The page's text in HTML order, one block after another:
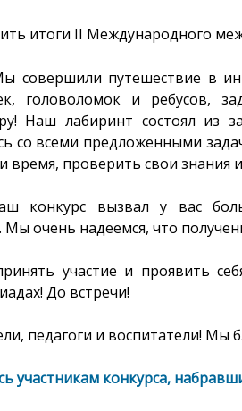
итоги II Международного
совершили путешествие в
головоломок и ребусов,
Наш лабиринт состоял из
со всеми предложенными
время, проверить свои знания
вызвал у вас
очень надеемся, что
участие и проявить
До встречи!
педагоги и воспитатели! Мы
участникам конкурса,